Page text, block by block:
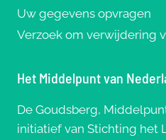
Uw gegevens opvragen
Verzoek om verwijdering
Het Middelpunt van
De Goudsberg,
initiatief van Stichting het